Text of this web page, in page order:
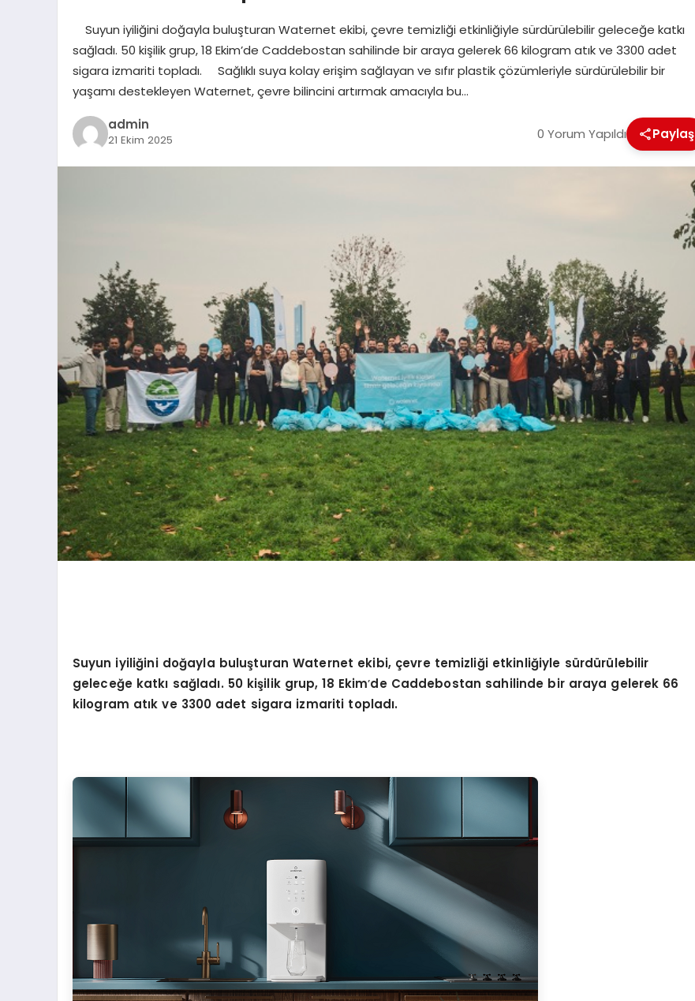
Suyun iyiliğini doğayla buluşturan Waternet ekibi, çevre temizliği etkinliğiyle sürdürülebilir geleceğe katkı
sağladı. 50 kişilik grup, 18 Ekim’de Caddebostan sahilinde bir araya gelerek 66 kilogram atık ve 3300 adet
sigara izmariti topladı. Sağlıklı suya kolay erişim sağlayan ve sıfır plastik çözümleriyle sürdürülebilir bir
yaşamı destekleyen Waternet, çevre bilincini artırmak amacıyla bu…
admin
21 Ekim 2025 0 Yorum Yapıldı Paylaş
Suyun iyiliğini doğayla buluşturan Waternet ekibi, çevre temizliği etkinliğiyle sürdürülebilir
geleceğe katkı sağladı. 50 kişilik grup, 18 Ekim’de Caddebostan sahilinde bir araya gelerek 66
kilogram atık ve 3300 adet sigara izmariti topladı.